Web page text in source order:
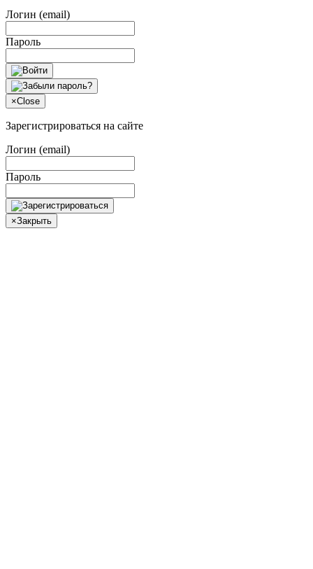
Логин (email)
Пароль
×Close
Зарегистрироваться на сайте
Логин (email)
Пароль
×Закрыть